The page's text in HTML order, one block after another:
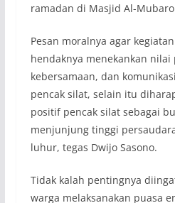
ramadan di Masjid Al-
Pesan moralnya agar
hendaknya menekankan nilai
kebersamaan, dan
pencak silat, selain itu
positif pencak silat sebagai
menjunjung tinggi
luhur, tegas Dwijo Sasono.
Tidak kalah pentingnya
warga melaksanakan puasa